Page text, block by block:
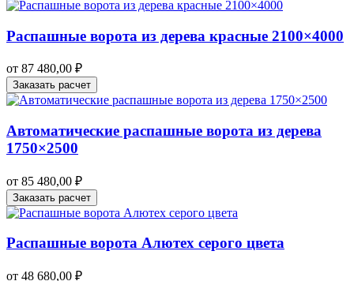
Распашные ворота из дерева красные 2100×4000
от 87 480,00 ₽
Заказать расчет
Автоматические распашные ворота из дерева
1750×2500
от 85 480,00 ₽
Заказать расчет
Распашные ворота Алютех серого цвета
от 48 680,00 ₽